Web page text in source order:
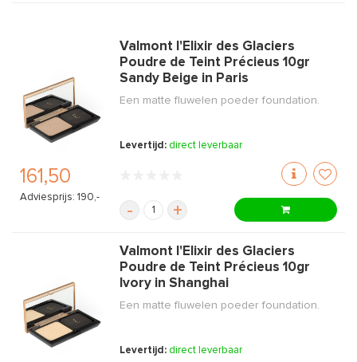
161,50
Adviesprijs: 190,-
Valmont l'Elixir des Glaciers
Poudre de Teint Précieus 10gr
Sandy Beige in Paris
Een matte fluwelen poeder foundation.
Levertijd: direct leverbaar
- +
Valmont l'Elixir des Glaciers
Poudre de Teint Précieus 10gr
Ivory in Shanghai
Een matte fluwelen poeder foundation.
Levertijd: direct leverbaar